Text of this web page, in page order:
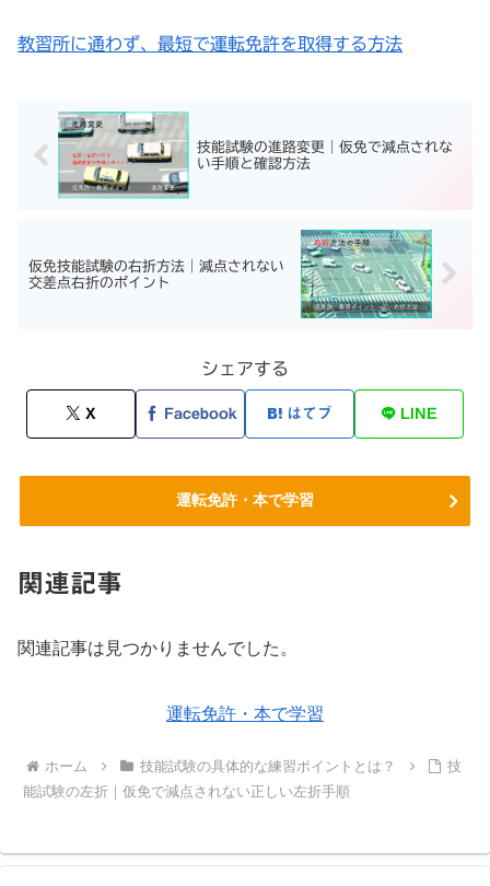
教習所に通わず、最短で運転免許を取得する方法
技能試験の進路変更｜仮免で減点されな
い手順と確認方法
仮免技能試験の右折方法｜減点されない
交差点右折のポイント
シェアする
X Facebook はてブ LINE
運転免許・本で学習
関連記事
関連記事は見つかりませんでした。
運転免許・本で学習
ホーム 技能試験の具体的な練習ポイントとは？
技
能試験の左折｜仮免で減点されない正しい左折手順